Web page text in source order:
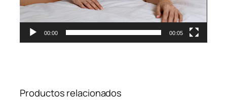
00:00 00:05
Productos relacionados